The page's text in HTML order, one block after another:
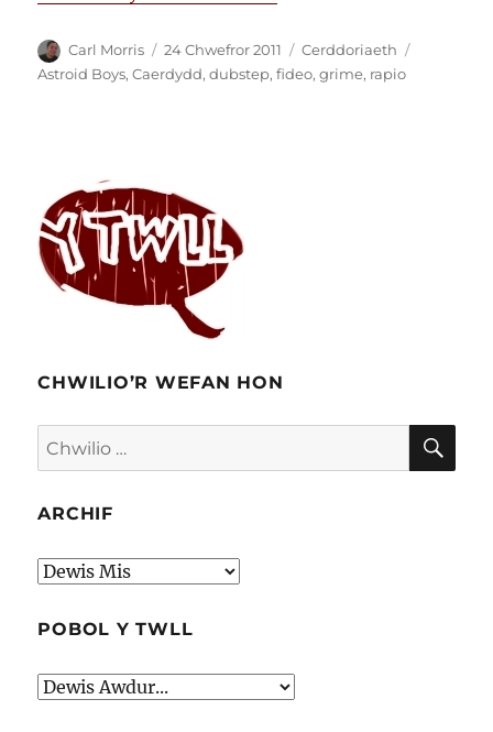
Awdur
Carl Morris
Cofnodwyd
ar
24 Chwefror 2011 Categorïau
Cerddoriaeth
Astroid Boys,Caerdydd,dubstep,fideo,grime, rapio
CHWILIO’R WEFAN HON
Chwilio
am:
ARCHIF
Archif
POBOL Y TWLL